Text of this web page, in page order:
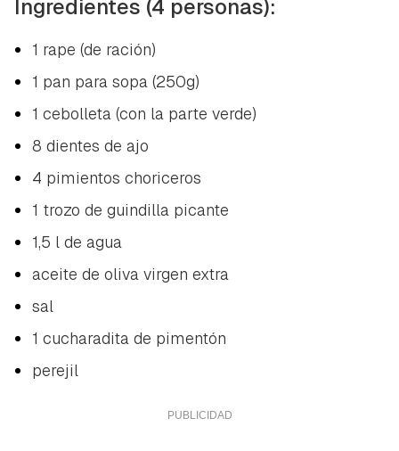
Ingredientes (4 personas):
1 rape (de ración)
1 pan para sopa (250g)
1 cebolleta (con la parte verde)
8 dientes de ajo
4 pimientos choriceros
1 trozo de guindilla picante
1,5 l de agua
aceite de oliva virgen extra
sal
1 cucharadita de pimentón
perejil